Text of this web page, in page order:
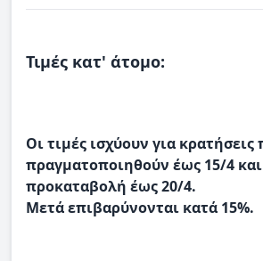
Τιμές κατ' άτομο:
Οι τιμές ισχύουν για κρατήσεις
πραγματοποιηθούν έως 15/4 και
προκαταβολή έως 20/4.
Μετά επιβαρύνονται κατά 15%.